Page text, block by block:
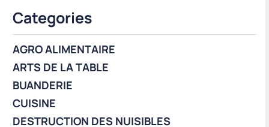
Categories
AGRO ALIMENTAIRE
ARTS DE LA TABLE
BUANDERIE
CUISINE
DESTRUCTION DES NUISIBLES